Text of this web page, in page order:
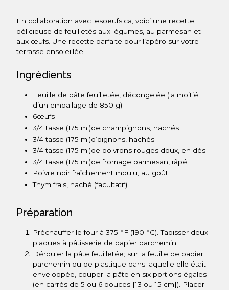
En collaboration avec lesoeufs.ca, voici une recette
délicieuse de feuilletés aux légumes, au parmesan et
aux œufs. Une recette parfaite pour l’apéro sur votre
terrasse ensoleillée.
Ingrédients
Feuille de pâte feuilletée, décongelée (la moitié
d’un emballage de 850 g)
6œufs
3/4 tasse (175 ml)de champignons, hachés
3/4 tasse (175 ml)d’oignons, hachés
3/4 tasse (175 ml)de poivrons rouges doux, en dés
3/4 tasse (175 ml)de fromage parmesan, râpé
Poivre noir fraîchement moulu, au goût
Thym frais, haché (facultatif)
Préparation
Préchauffer le four à 375 °F (190 °C). Tapisser deux
plaques à pâtisserie de papier parchemin.
Dérouler la pâte feuilletée; sur la feuille de papier
parchemin ou de plastique dans laquelle elle était
enveloppée, couper la pâte en six portions égales
(en carrés de 5 ou 6 pouces [13 ou 15 cm]). Placer